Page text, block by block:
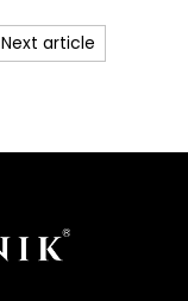
Next article